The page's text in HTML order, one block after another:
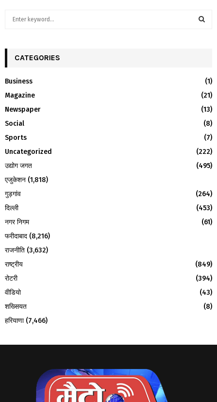
h
o
r
:
R
CATEGORIES
Business
(1)
Magazine
(21)
Newspaper
(13)
Social
(8)
Sports
(7)
Uncategorized
(222)
उद्योग जगत
(495)
एजुकेशन (1,818)
गुड़गांव
(264)
दिल्ली
(453)
नगर निगम
(61)
फरीदाबाद (8,216)
राजनीति (3,632)
राष्ट्रीय
(849)
रोटरी
(394)
वीडियो
(43)
शख्सियत
(8)
हरियाणा(7,466)